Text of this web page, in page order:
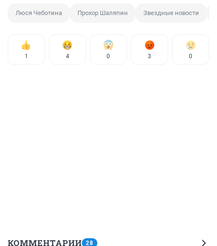
Люся Чеботина Прохор Шаляпин Звездные новости
1 4 0 3 0
КОММЕНТАРИИ 28